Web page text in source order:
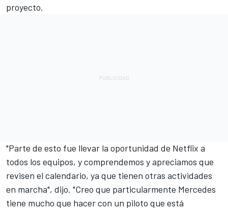
proyecto.
"Parte de esto fue llevar la oportunidad de Netflix a
todos los equipos, y comprendemos y apreciamos que
revisen el calendario, ya que tienen otras actividades
en marcha", dijo. "Creo que particularmente Mercedes
tiene mucho que hacer con un piloto que está